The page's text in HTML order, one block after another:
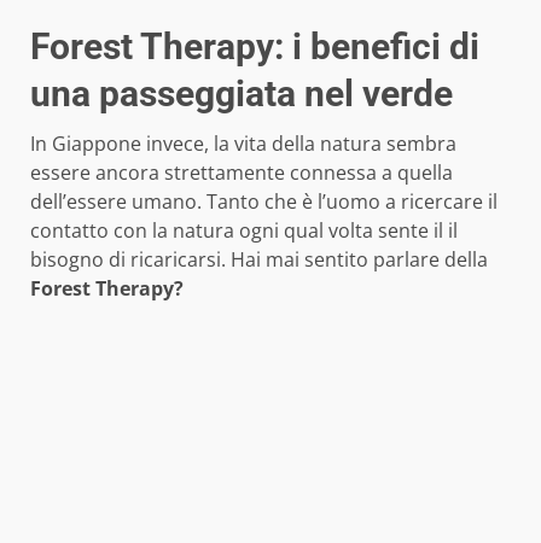
Forest Therapy: i benefici di
una passeggiata nel verde
In Giappone invece, la vita della natura sembra
essere ancora strettamente connessa a quella
dell’essere umano. Tanto che è l’uomo a ricercare il
contatto con la natura ogni qual volta sente il il
bisogno di ricaricarsi. Hai mai sentito parlare della
Forest Therapy?